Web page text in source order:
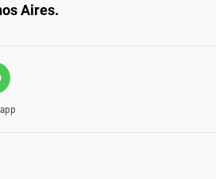
Aires.